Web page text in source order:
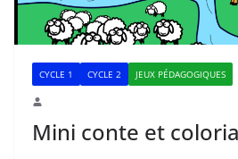
CYCLE 1 CYCLE 2 JEUX PÉDAGOGIQUES
Mini conte et